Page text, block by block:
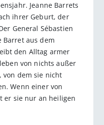
Jeanne Barrets
ihrer Geburt, der
General Sébastien
Barret aus dem
den Alltag armer
von nichts außer
von dem sie nicht
Wenn einer von
er sie nur an heiligen